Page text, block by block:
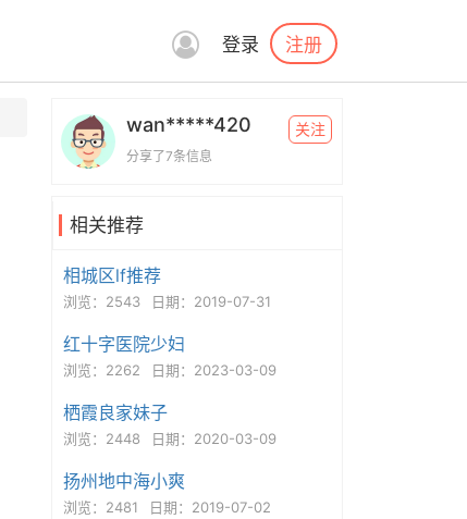
登录 注册
wan*****420
分享了7条信息
关注
相关推荐
相城区lf推荐
浏览：2543 日期：2019-07-31
红十字医院少妇
浏览：2262 日期：2023-03-09
栖霞良家妹子
浏览：2448 日期：2020-03-09
扬州地中海小爽
浏览：2481 日期：2019-07-02